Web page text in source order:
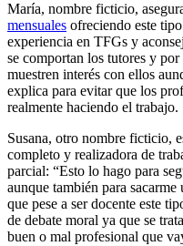
María, nombre ficticio,
mensuales ofreciendo este
experiencia en TFGs y
se comportan los tutores y
muestren interés con ellos
explica para evitar que los
realmente haciendo el trabajo.
Susana, otro nombre ficticio,
completo y realizadora de
parcial: “Esto lo hago para
aunque también para
que pese a ser docente este
de debate moral ya que se
buen o mal profesional que